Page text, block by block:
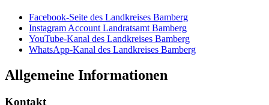
Facebook-Seite des Landkreises Bamberg
Instagram Account Landratsamt Bamberg
YouTube-Kanal des Landkreises Bamberg
WhatsApp-Kanal des Landkreises Bamberg
Allgemeine Informationen
Kontakt